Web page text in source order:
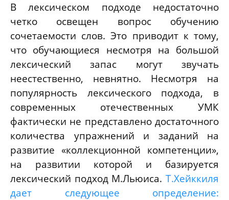
В лексическом подходе недостаточно
четко освещен вопрос обучению
сочетаемости слов. Это приводит к тому,
что обучающиеся несмотря на большой
лексический запас могут звучать
неестественно, невнятно. Несмотря на
популярность лексического подхода, в
современных отечественных УМК
фактически не представлено достаточного
количества упражнений и заданий на
развитие «коллекционной компетенции»,
на развитии которой и базируется
лексический подход М.Льюиса. Т.Хейккиля
дает следующее определение: